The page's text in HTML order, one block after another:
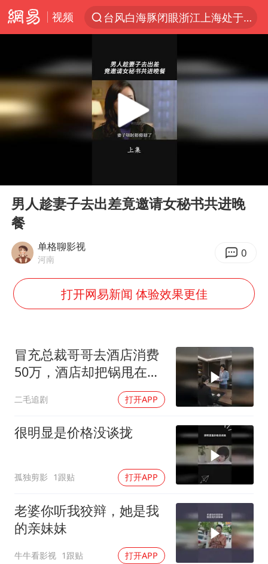
视频
台风白海豚闭眼浙江上海处于危险半圆
香港宏福苑火灾或由烟头引起
浙江台州《告全体市民书》
多所高校取消艺考
泰国初中生饮弹自尽前开了26枪
用AI造出新病毒意味着什么
浙江最强风雨时段已锁定
万岁山接盘烂尾恒大文旅城
刘伟任延安市委常委、市纪委书记
多所幼师院校开设养老专业
习近平心系体育强国建设
Play
男人趁妻子去出差竟邀请女秘书共进晚
餐
单格聊影视
河南 0
打开网易新闻 体验效果更佳
冒充总裁哥哥去酒店消费
50万，酒店却把锅甩在总
二毛追剧 打开APP
很明显是价格没谈拢
孤独剪影 1跟贴 打开APP
老婆你听我狡辩，她是我
的亲妹妹
牛牛看影视 1跟贴 打开APP